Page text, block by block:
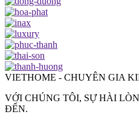
VIETHOME - CHUYÊN GIA
VỚI CHÚNG TÔI, SỰ HÀI
ĐẾN.